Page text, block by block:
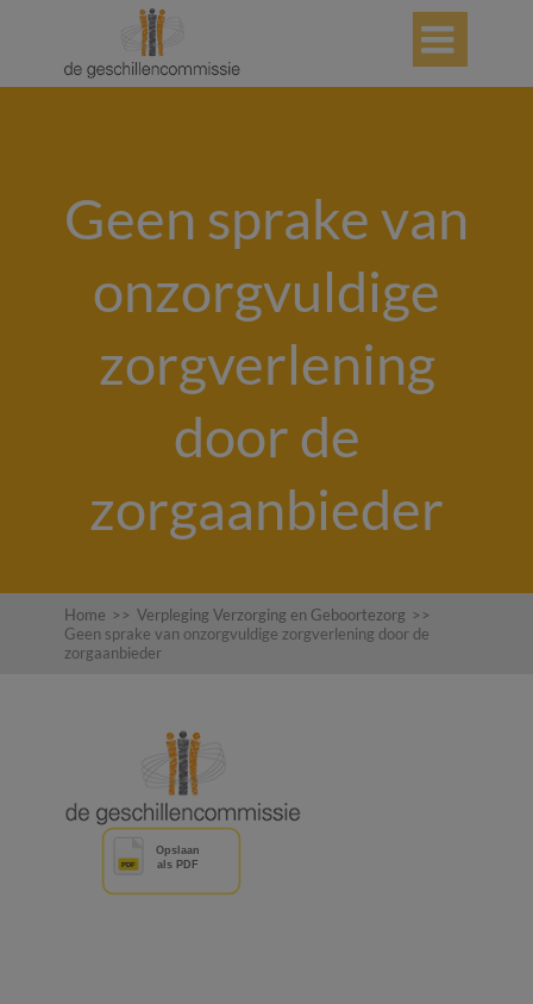

Geen sprake van
onzorgvuldige
zorgverlening
door de
zorgaanbieder
Home >> Verpleging Verzorging en Geboortezorg >>
Geen sprake van onzorgvuldige zorgverlening door de
zorgaanbieder